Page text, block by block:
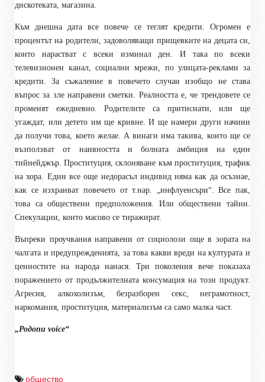
дискотеката, магазина.
Към днешна дата все повече се теглят кредити. Огромен е
процентът на родители, задоволяващи прищевките на децата си,
които нарастват с всеки изминал ден. И така по всеки
телевизионен канал, социални мрежи, по улицата-реклами за
кредити. За съжаление в повечето случаи изобщо не става
въпрос за зле направени сметки. Реалността е, че трендовете се
променят ежедневно. Родителите са притиснати, или ще
угаждат, или детето им ще кривне. И ще намери други начини
да получи това, което желае. А винаги има такива, които ще се
възползват от наивността и болната амбиция на един
тийнейджър. Проституция, склоняване към проституция, трафик
на хора. Един все още недорасъл индивид няма как да осъзнае,
как се изхранват повечето от т.нар. „инфлуенсъри“. Все пак,
това са обществени предположения. Или обществени тайни.
Спекулации, които масово се тиражират.
Въпреки проучвания направени от социолози още в зората на
чалгата и предупрежденията, за това какви вреди на културата и
ценностите на народа нанася. Три поколения вече показаха
поражението от продължителната консумация на този продукт.
Агресия, алкохолизъм, безразборен секс, неграмотност,
наркомания, проституция, материализъм са само малка част.
„Родопи voice“
общество